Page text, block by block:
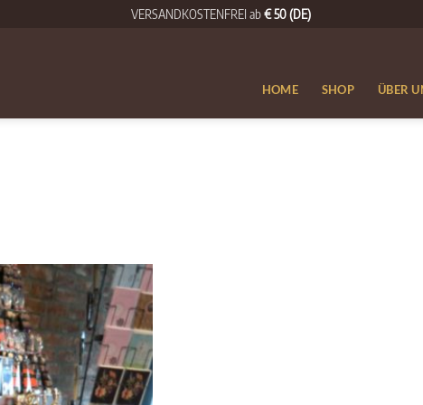
VERSANDKOSTENFREI ab€ 50 (DE)
HOME SHOP ÜBER